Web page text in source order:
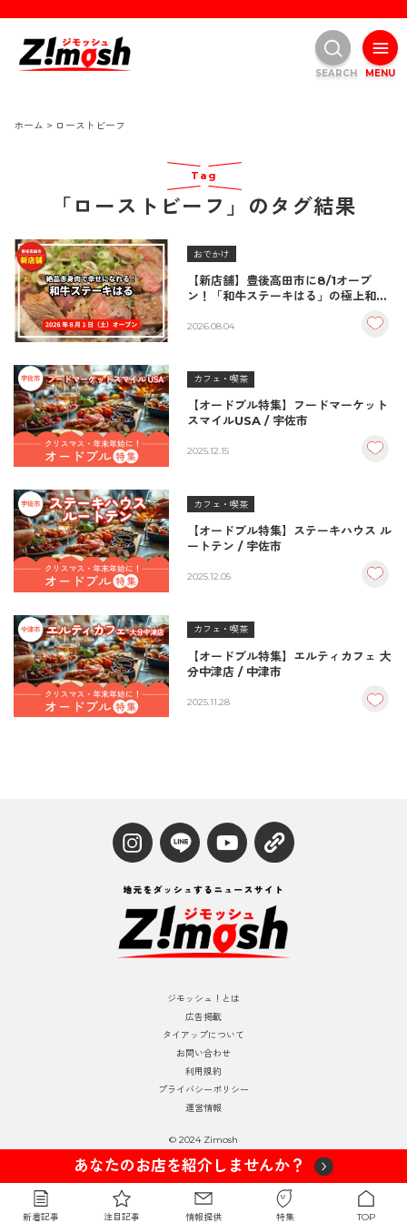
ホーム > ローストビーフ
Tag
「ローストビーフ」のタグ結果
おでかけ
【新店舗】豊後高田市に8/1オープ
ン！「和牛ステーキはる」の極上和牛
2026.08.04
カフェ・喫茶
【オードブル特集】フードマーケット
スマイルUSA / 宇佐市
2025.12.15
カフェ・喫茶
【オードブル特集】ステーキハウス ル
ートテン / 宇佐市
2025.12.05
カフェ・喫茶
【オードブル特集】エルティカフェ 大
分中津店 / 中津市
2025.11.28
ジモッシュ！とは
広告掲載
タイアップについて
お問い合わせ
利用規約
プライバシーポリシー
運営情報
© 2024 Zimosh
あなたのお店を紹介しませんか？
新着記事 注目記事 情報提供 特集 TOP
MENU
SEARCH